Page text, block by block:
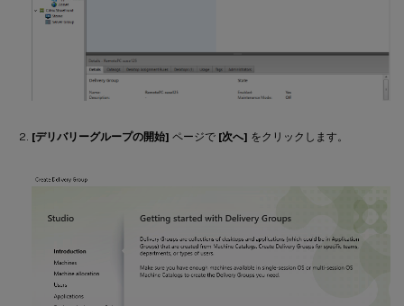
[デリバリーグループの開始] ページで [次へ] をクリックします。